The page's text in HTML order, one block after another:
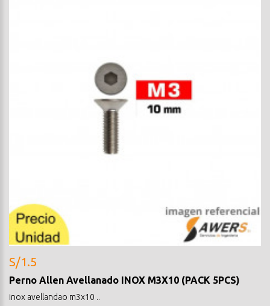
S/1.5
Perno Allen Avellanado INOX M3X10 (PACK 5PCS)
inox avellandao m3x10 ..